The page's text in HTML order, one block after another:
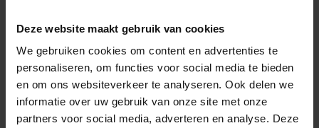
Deze website maakt gebruik van cookies
We gebruiken cookies om content en advertenties te
personaliseren, om functies voor social media te bieden
en om ons websiteverkeer te analyseren. Ook delen we
informatie over uw gebruik van onze site met onze
partners voor social media, adverteren en analyse. Deze
Wat is een affiliate
marketplace?